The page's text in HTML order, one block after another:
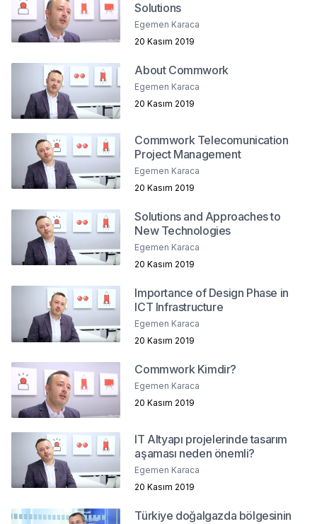
Solutions
Egemen Karaca
20 Kasım 2019
About Commwork
Egemen Karaca
20 Kasım 2019
Commwork Telecomunication
Project Management
Egemen Karaca
20 Kasım 2019
Solutions and Approaches to
New Technologies
Egemen Karaca
20 Kasım 2019
Importance of Design Phase in
ICT Infrastructure
Egemen Karaca
20 Kasım 2019
Commwork Kimdir?
Egemen Karaca
20 Kasım 2019
IT Altyapı projelerinde tasarım
aşaması neden önemli?
Egemen Karaca
20 Kasım 2019
Türkiye doğalgazda bölgesinin